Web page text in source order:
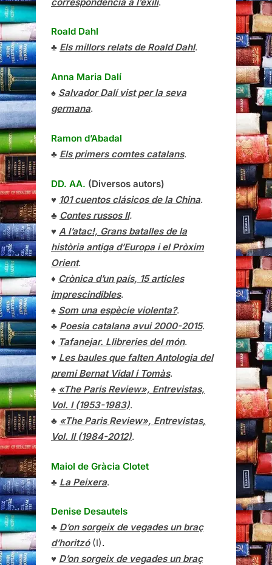
Roald Dahl
♣ Els millors relats de Roald Dahl.
Anna Maria Dalí
♠ Salvador Dalí vist per la seva
germana.
Ramon d’Abadal
♣ Els primers comtes catalans.
DD. AA. (Diversos autors)
♥ 101 cuentos clásicos de la China.
♣ Contes russos II.
♥ A l’atac!, Grans batalles de la
història antiga d’Europa i el Pròxim
Orient.
♦ Crònica d’un país, 15 articles
imprescindibles.
♠ Som una espècie violenta?.
♣ Poesia catalana avui 2000-2015.
♦ Tafanejar. Llibreries del món.
♥ Les baules que falten Antologia del
premi Bernat Vidal i Tomàs.
♠ «The Paris Review», Entrevistas,
Vol. I (1953-1983).
♣ «The Paris Review», Entrevistas,
Vol. II (1984-2012).
Maiol de Gràcia Clotet
♣ La Peixera.
Denise Desautels
♣ D’on sorgeix de vegades un braç
d’horitzó(I).
♥ D’on sorgeix de vegades un braç